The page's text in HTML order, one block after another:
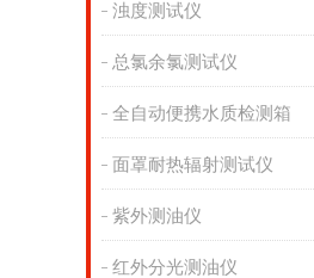
浊度测试仪
总氯余氯测试仪
全自动便携水质检测箱
面罩耐热辐射测试仪
紫外测油仪
红外分光测油仪